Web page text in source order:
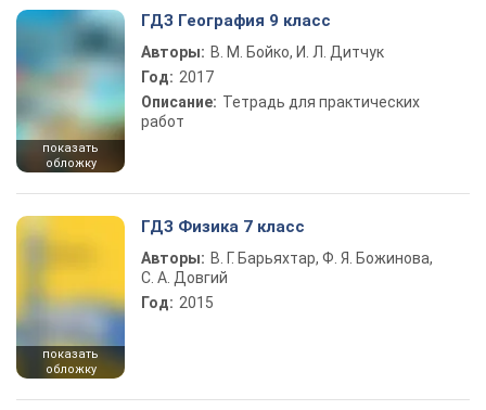
показать
обложку
ГДЗ География 9 класс
Авторы: В. М. Бойко, И. Л. Дитчук
Год: 2017
Описание: Тетрадь для практических
работ
показать
обложку
ГДЗ Физика 7 класс
Авторы: В. Г. Барьяхтар, Ф. Я. Божинова,
С. А. Довгий
Год: 2015